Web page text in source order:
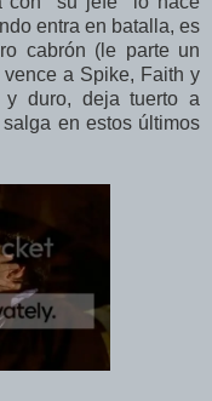
entra en batalla, es
cabrón (le parte un
a Spike, Faith y
y duro, deja tuerto a
en estos últimos